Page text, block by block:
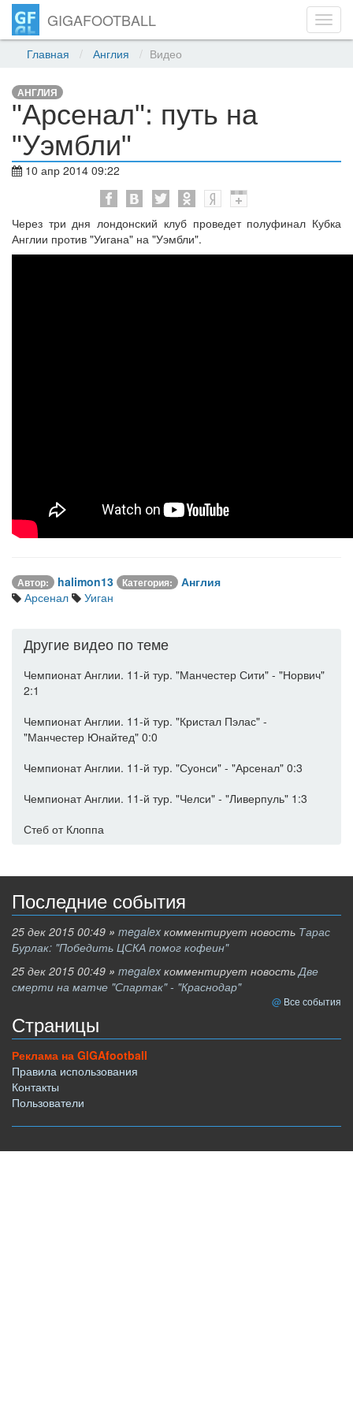
GIGAFOOTBALL
Главная Англия Видео
АНГЛИЯ
"Арсенал": путь на
"Уэмбли"
10 апр 2014 09:22
Через три дня лондонский клуб проведет полуфинал Кубка
Англии против "Уигана" на "Уэмбли".
Автор: halimon13 Категория:
Англия
Арсенал
Уиган
Другие видео по теме
Чемпионат Англии. 11-й тур. "Манчестер Сити" - "Норвич"
2:1
Чемпионат Англии. 11-й тур. "Кристал Пэлас" -
"Манчестер Юнайтед" 0:0
Чемпионат Англии. 11-й тур. "Суонси" - "Арсенал" 0:3
Чемпионат Англии. 11-й тур. "Челси" - "Ливерпуль" 1:3
Стеб от Клоппа
Последние события
25 дек 2015 00:49 » megalex комментирует новость Тарас
Бурлак: "Победить ЦСКА помог кофеин"
25 дек 2015 00:49 » megalex комментирует новостьДве
смерти на матче "Спартак" - "Краснодар"
Все события
Страницы
Реклама на GIGAfootball
Правила использования
Контакты
Пользователи